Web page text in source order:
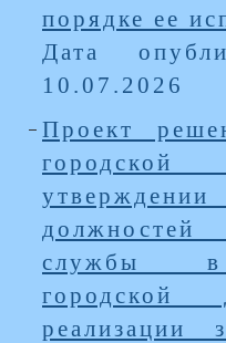
порядке ее
Дата
10.07.2026
Проект
службы в
реализации